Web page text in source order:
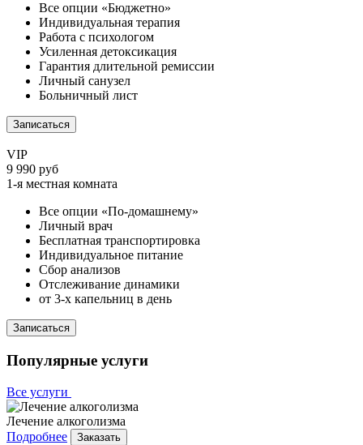
Все опции «Бюджетно»
Индивидуальная терапия
Работа с психологом
Усиленная детоксикация
Гарантия длительной ремиссии
Личный санузел
Больничный лист
Записаться
VIP
9 990 руб
1-я местная комната
Все опции «По-домашнему»
Личный врач
Бесплатная транспортировка
Индивидуальное питание
Сбор анализов
Отслеживание динамики
от 3-х капельниц в день
Записаться
Популярные услуги
Все услуги
Лечение алкоголизма
Подробнее
Заказать